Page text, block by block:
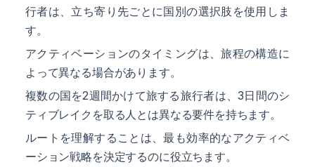
行者は、立ち寄り先ごとに国別の選択肢を使用しま
す。
アクティベーションのタイミングは、旅程の構造に
よって異なる場合があります。
複数の国を2週間かけて旅する旅行者は、3日間のシ
ティブレイクを取る人とは異なる要件を持ちます。
ルートを理解することは、最も効率的なアクティベ
ーション戦略を決定するのに役立ちます。